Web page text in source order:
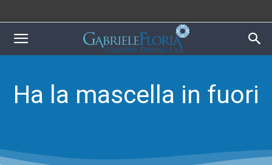
Ha la mascella in fuori